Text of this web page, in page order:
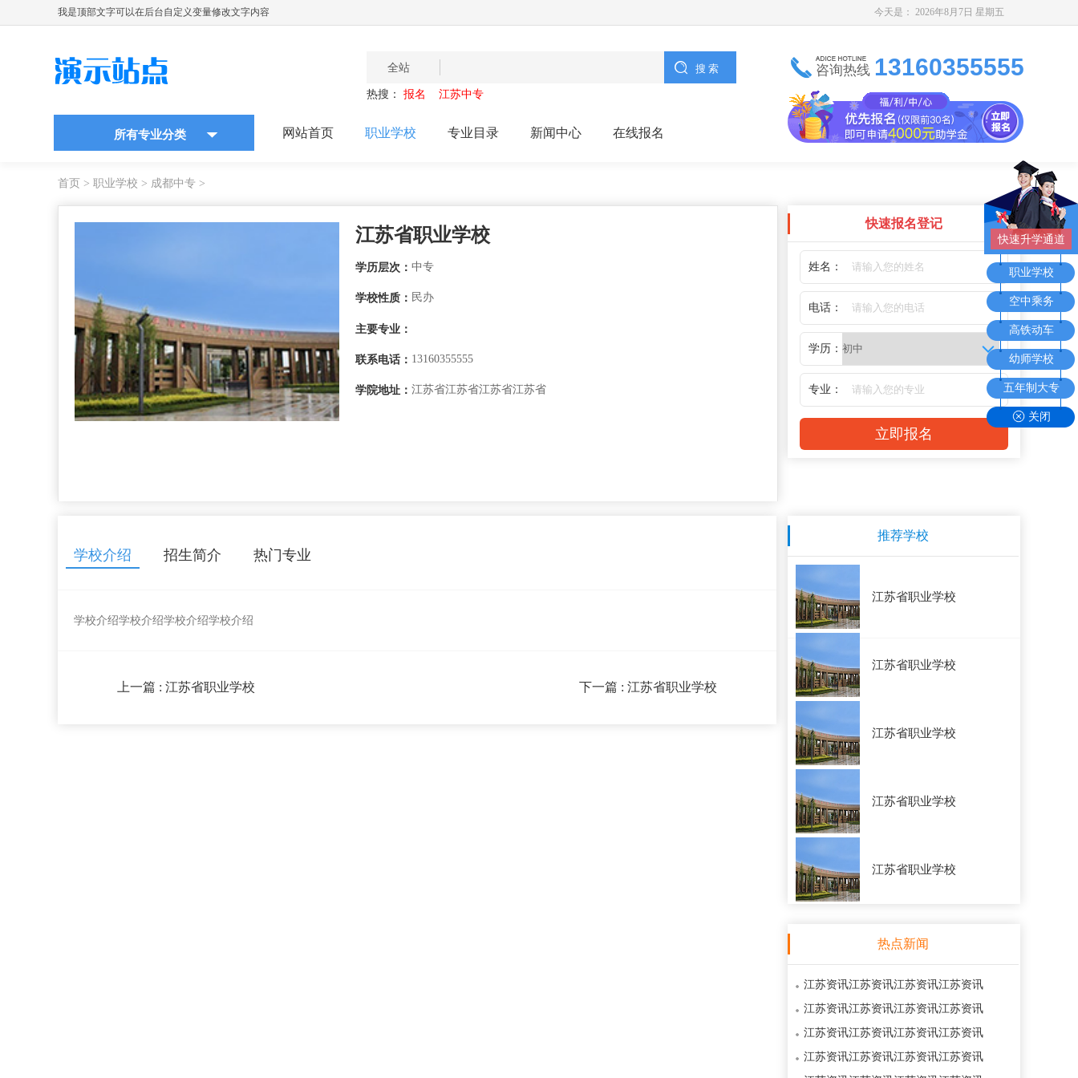
我是顶部文字可以在后台自定义变量修改文字内容 今天是： 2026年8月7日 星期五
全站
热搜： 报名 江苏中专
咨询热线 13160355555
所有专业分类 网站首页 职业学校 专业目录 新闻中心 在线报名
首页 > 职业学校 > 成都中专 >
江苏省职业学校
学历层次： 中专
学校性质： 民办
主要专业：
联系电话： 13160355555
学院地址： 江苏省江苏省江苏省江苏省
快速报名登记
姓名：
电话：
学历：
专业：
学校介绍 招生简介 热门专业
学校介绍学校介绍学校介绍学校介绍
上一篇 : 江苏省职业学校 下一篇 : 江苏省职业学校
推荐学校
江苏省职业学校
江苏省职业学校
江苏省职业学校
江苏省职业学校
江苏省职业学校
热点新闻
江苏资讯江苏资讯江苏资讯江苏资讯
江苏资讯江苏资讯江苏资讯江苏资讯
江苏资讯江苏资讯江苏资讯江苏资讯
江苏资讯江苏资讯江苏资讯江苏资讯
快速升学通道
职业学校
空中乘务
高铁动车
幼师学校
五年制大专
关闭